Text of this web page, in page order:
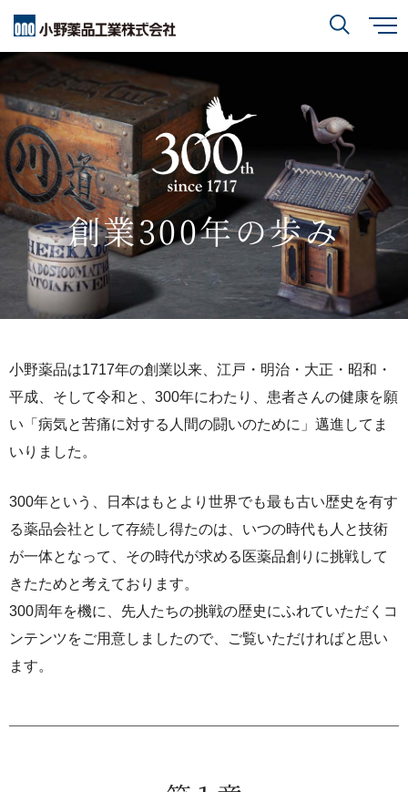
メ
ン
に
移
患者さんとご家族の皆さま
医療関係者の皆さま
メディカルアフェアーズ情報提供サイト（ONO
医療従事者向けサイト（ONOメディカルナビ）
医薬・薬学研究支援
お問い合わせ
English Global
小野薬品について
小野薬品についてトップ
CEO・COOメッセージ
ミッションステートメント
コーポレートスローガン「BREAK THROUGH」
小野薬品の特徴・強み
経営戦略
グローバル戦略
コーポレート・ガバナンス
沿革
会社案内
CM・動画情報
研究開発
研究開発トップ
創薬方針
オープンイノベーション
開発パイプライン
ライセンス活動
IR情報
IR情報トップ
経営方針
業績報告
個人投資家の皆さまへ
株主・投資家との対話
採用情報
サステナビリティトップ
環境
社会
ガバナンス
GRIスタンダード対照表
閉じる
創業300年の歩み
小野薬品は1717年の創業以来、江戸・明治・大正・昭和・
平成、そして令和と、300年にわたり、患者さんの健康を願
い「病気と苦痛に対する人間の闘いのために」邁進してま
いりました。
300年という、日本はもとより世界でも最も古い歴史を有す
る薬品会社として存続し得たのは、いつの時代も人と技術
が一体となって、その時代が求める医薬品創りに挑戦して
きたためと考えております。
300周年を機に、先人たちの挑戦の歴史にふれていただくコ
ンテンツをご用意しましたので、ご覧いただければと思い
ます。